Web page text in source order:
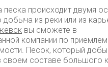
песка происходит двумя
из реки или из
вы сможете в
компании по
Песок, который
своем составе большого